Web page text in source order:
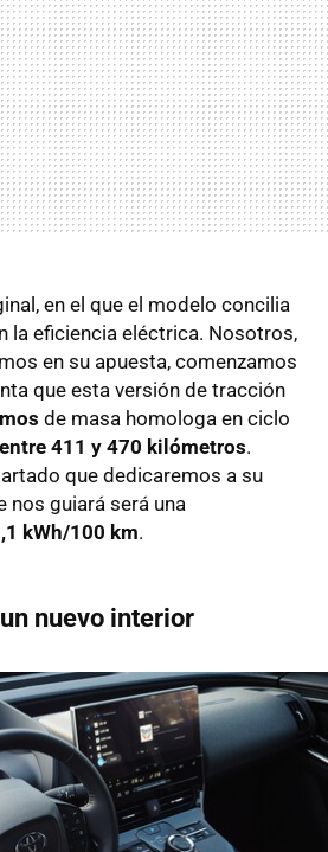
en el que el modelo concilia
la eficiencia eléctrica. Nosotros,
en su apuesta, comenzamos
que esta versión de tracción
de masa homologa en ciclo
entre 411 y 470 kilómetros.
que dedicaremos a su
nos guiará será una
kWh/100 km.
nuevo interior